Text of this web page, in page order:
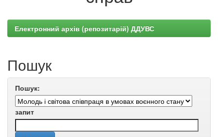
Електронний архів (репозитарій) ДДУВС
Пошук
Пошук:
запит